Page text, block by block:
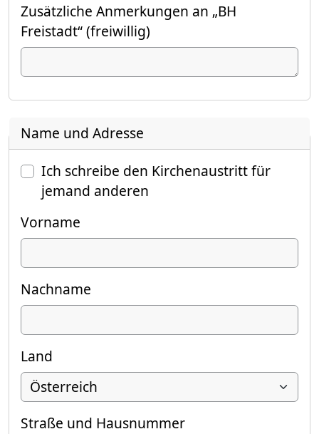
Zusätzliche Anmerkungen an „BH
Freistadt“ (freiwillig)
Name und Adresse
Ich schreibe den Kirchenaustritt für
jemand anderen
Vorname
Nachname
Land
Straße und Hausnummer